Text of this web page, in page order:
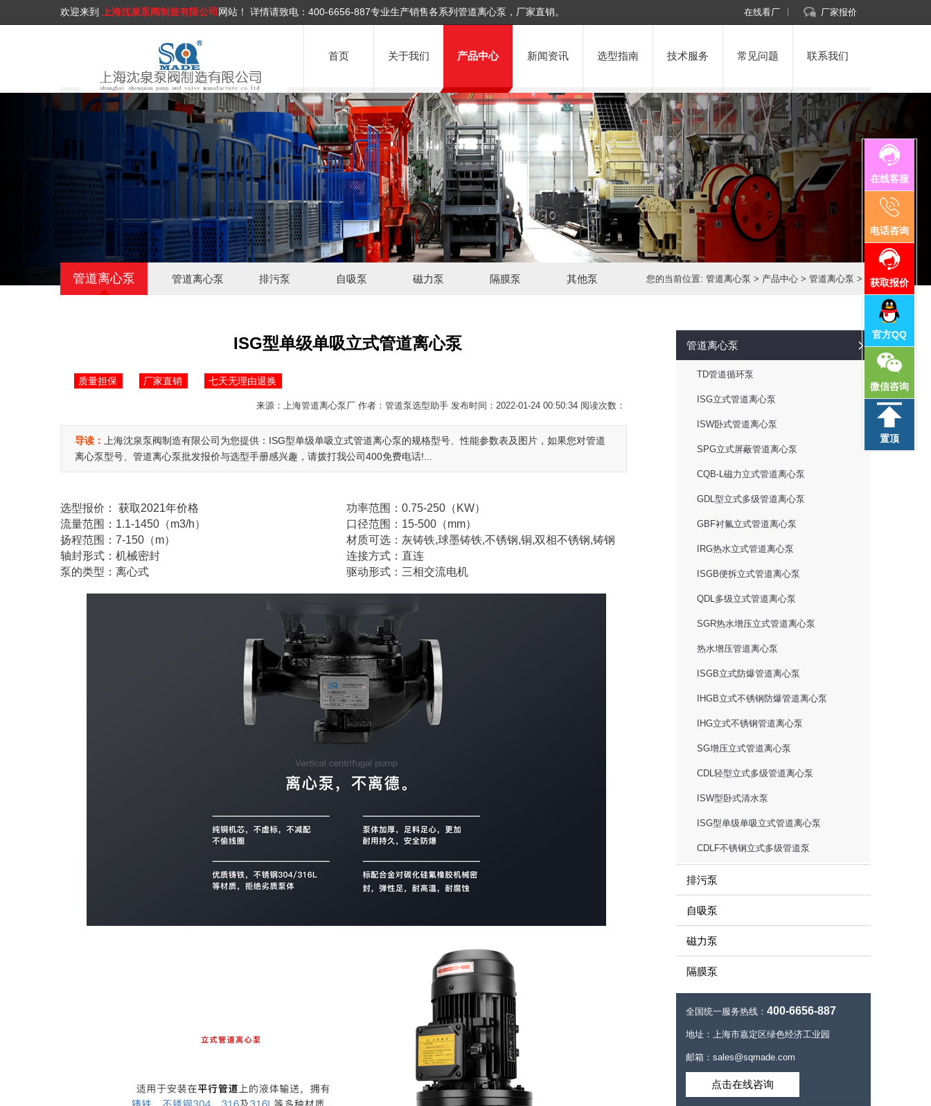
欢迎来到 上海沈泉泵阀制造有限公司 网站！ 详情请致电： 400-6656-887专业生产销售各系列管道离心泵，厂家直销。 在线看厂 厂家报价
首页 关于我们 产品中心 新闻资讯 选型指南 技术服务 常见问题 联系我们
在线客服
电话咨询
获取报价
官方QQ
微信咨询
置顶
管道离心泵 管道离心泵 排污泵 自吸泵 磁力泵 隔膜泵 其他泵 您的当前位置:管道离心泵 > 产品中心 >管道离心泵 >
ISG型单级单吸立式管道离心泵
质量担保 厂家直销 七天无理由退换
来源：上海管道离心泵厂 作者：管道泵选型助手 发布时间：2022-01-24 00:50:34 阅读次数：
导读： 上海沈泉泵阀制造有限公司为您提供：ISG型单级单吸立式管道离心泵的规格型号、性能参数表及图片，如果您对管道
离心泵型号、管道离心泵批发报价与选型手册感兴趣，请拨打我公司400免费电话!...
选型报价：
获取2021年价格
流量范围：1.1-1450（m3/h）
扬程范围：7-150（m）
轴封形式：机械密封
泵的类型：离心式
功率范围：0.75-250（KW）
口径范围：15-500（mm）
材质可选：灰铸铁,球墨铸铁,不锈钢,铜,双相不锈钢,铸钢
连接方式：直连
驱动形式：三相交流电机
管道离心泵
TD管道循环泵
ISG立式管道离心泵
ISW卧式管道离心泵
SPG立式屏蔽管道离心泵
CQB-L磁力立式管道离心泵
GDL型立式多级管道离心泵
GBF衬氟立式管道离心泵
IRG热水立式管道离心泵
ISGB便拆立式管道离心泵
QDL多级立式管道离心泵
SGR热水增压立式管道离心泵
热水增压管道离心泵
ISGB立式防爆管道离心泵
IHGB立式不锈钢防爆管道离心泵
IHG立式不锈钢管道离心泵
SG增压立式管道离心泵
CDL轻型立式多级管道离心泵
ISW型卧式清水泵
ISG型单级单吸立式管道离心泵
CDLF不锈钢立式多级管道泵
排污泵
自吸泵
磁力泵
隔膜泵
全国统一服务热线：400-6656-887
地址：上海市嘉定区绿色经济工业园
邮箱：sales@sqmade.com
点击在线咨询